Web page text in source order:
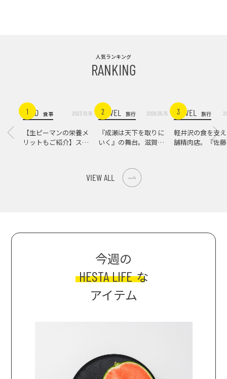
人気ランキング
RANKING
1FOOD 食事 2023.10.16
【生ピーマンの栄養メ
リットもご紹介】スパ
2
TRAVEL 旅行 2026.05.15
『成瀬は天下を取りに
いく』の舞台。滋賀県
3
TRAVEL 旅行
軽井沢の食を支
舗精肉店。『佐
VIEW ALL
今週の
HESTA LIFE な
アイテム